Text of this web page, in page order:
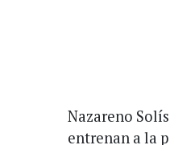
Nazareno
entrenan a la